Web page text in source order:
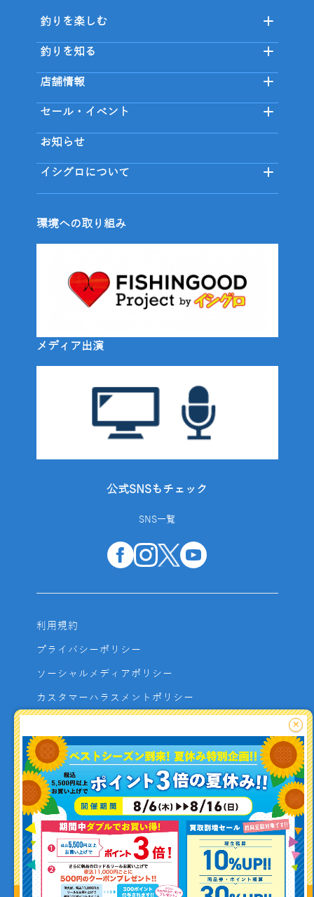
釣り情報を
投稿する
釣りを楽しむ
釣りを知る
店舗情報
セール・イベント
お知らせ
イシグロについて
環境への取り組み
メディア出演
公式SNSもチェック
SNS一覧
利用規約
プライバシーポリシー
ソーシャルメディアポリシー
カスタマーハラスメントポリシー
よくあるご質問
お問い合わせ
利用者資金の保全方法
×